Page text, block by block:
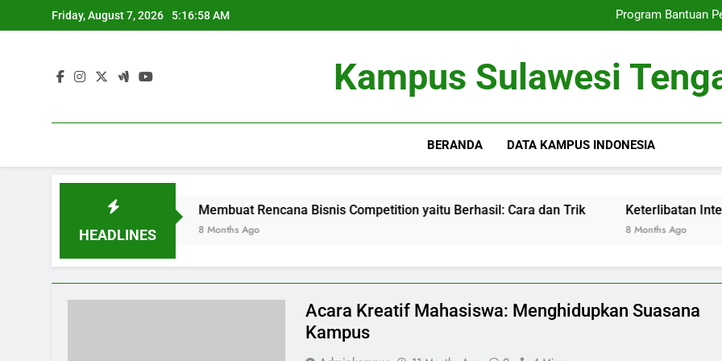
to
Friday, August 7, 2026 5:16:59 AM
Program Bantuan
Metode Meningkatkan
Program Bantuan
Metode Meningkatkan
Kampus Sulawesi
BERANDA DATA KAMPUS INDONESIA
HEADLINES
Membuat Rencana Bisnis Competition yaitu Berhasil: Cara dan Trik
8 Months Ago
Keterlibatan Intens Pelajar
Acara Kreatif Mahasiswa: Menghidupkan Suasana
Kampus